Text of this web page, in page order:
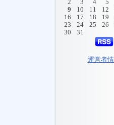
2
9
16
23
30
3
10
17
24
31
4
11
18
25
5
12
19
26
運営者